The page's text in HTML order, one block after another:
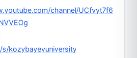
channel/UCfvyt7f6
kozybayevuniversity